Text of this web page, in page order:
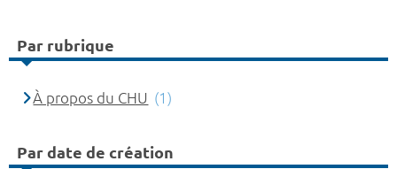
Par rubrique
À propos du CHU (1)
Par date de création